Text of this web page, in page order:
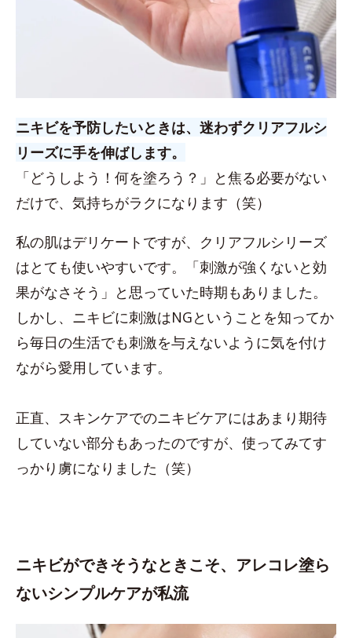
ニキビを予防したいときは、迷わずクリアフルシ
リーズに手を伸ばします。
「どうしよう！何を塗ろう？」と焦る必要がない
だけで、気持ちがラクになります（笑）
私の肌はデリケートですが、クリアフルシリーズ
はとても使いやすいです。「刺激が強くないと効
果がなさそう」と思っていた時期もありました。
しかし、ニキビに刺激はNGということを知ってか
ら毎日の生活でも刺激を与えないように気を付け
ながら愛用しています。
正直、スキンケアでのニキビケアにはあまり期待
していない部分もあったのですが、使ってみてす
っかり虜になりました（笑）
ニキビができそうなときこそ、アレコレ塗ら
ないシンプルケアが私流